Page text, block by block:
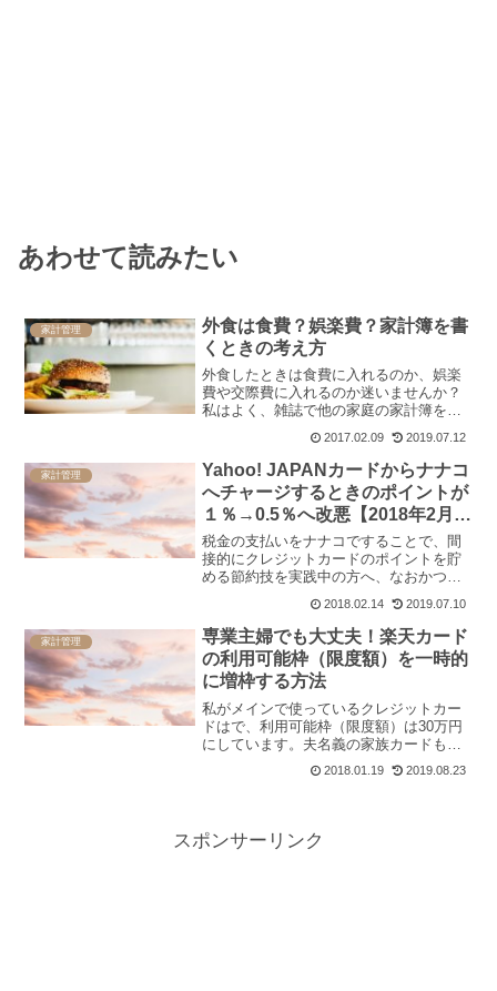
あわせて読みたい
家計管理
外食は食費？娯楽費？家計簿を書
くときの考え方
外食したときは食費に入れるのか、娯楽
費や交際費に入れるのか迷いませんか？
私はよく、雑誌で他の家庭の家計簿を参
考にしてますが、一体食費に何を含んで
いるんだろう？て思うこともあります。
外食費を食費に含めるかどうかで、1ヶ月
の食費は大きく変わって...
2017.02.09 2019.07.12
家計管理
Yahoo! JAPANカードからナナコ
へチャージするときのポイントが
１％→0.5％へ改悪【2018年2月
28日以降】
税金の支払いをナナコですることで、間
接的にクレジットカードのポイントを貯
める節約技を実践中の方へ、なおかつ、
ナナコチャージにYahoo! JAPANカードを
利用している方へ残念なお知らせです。
2018年2月28日から、ナナコチャージで
もらえ...
2018.02.14 2019.07.10
家計管理
専業主婦でも大丈夫！楽天カード
の利用可能枠（限度額）を一時的
に増枠する方法
私がメインで使っているクレジットカー
ドはで、利用可能枠（限度額）は30万円
にしています。夫名義の家族カードも発
行しているので、2人で上限30万円という
ことになります。少ないですかね？夫は
2018.01.19 2019.08.23
スポンサーリンク